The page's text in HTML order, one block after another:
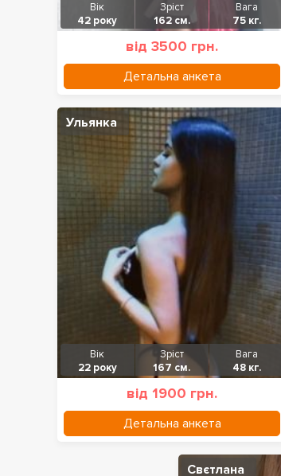
Вік
42 року
Зріст
162 см.
Вага
75 кг.
від 3500 грн.
Детальна анкета
Ульянка
Вік
22 року
Зріст
167 см.
Вага
48 кг.
від 1900 грн.
Детальна анкета
Свєтлана